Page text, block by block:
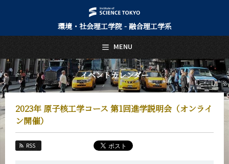
環境・社会理工学院 - 融合理工学系
イベントカレンダー
2023年 原子核工学コース 第1回進学説明会（オンライ
ン開催）
RSS
MENU
日本語 English
トップページ
Top Page
融合理工学系について
About Us
教育
Education
教員・研究室
Faculty and Laboratories